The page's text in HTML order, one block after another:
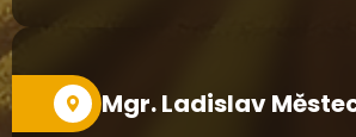
Mgr. Ladislav